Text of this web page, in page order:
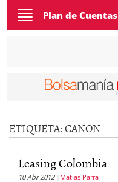
Toggle
navigation
Plan de Cuentas
ETIQUETA:CANON
Leasing Colombia
10 Abr 2012 Matias Parra